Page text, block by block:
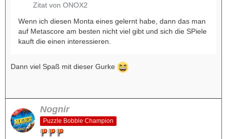
Zitat von ONOX2
Wenn ich diesen Monta eines gelernt habe, dann das man
auf Metascore am besten nicht viel gibt und sich die SPiele
kauft die einen interessieren.
Dann viel Spaß mit dieser Gurke
Nognir
Puzzle Bobble Champion